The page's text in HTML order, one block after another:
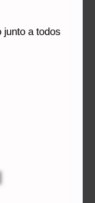
junto a todos